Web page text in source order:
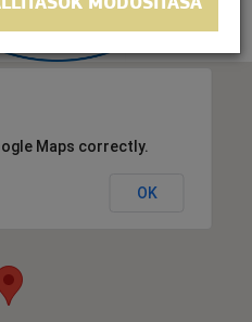
Maps correctly.
OK